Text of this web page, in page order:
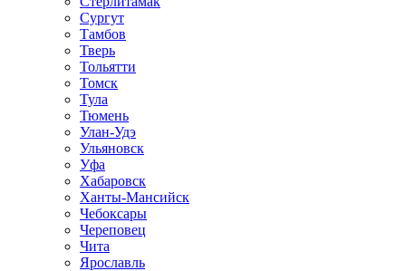
Сургут
Тамбов
Тверь
Тольятти
Томск
Тула
Тюмень
Улан-Удэ
Ульяновск
Уфа
Хабаровск
Ханты-Мансийск
Чебоксары
Череповец
Чита
Ярославль